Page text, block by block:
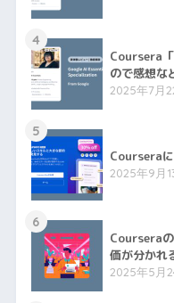
4
Coursera
ので感想な
2025年7月
5
Coursera
2025年9月
6
Coursera
価が分かれ
2025年5月